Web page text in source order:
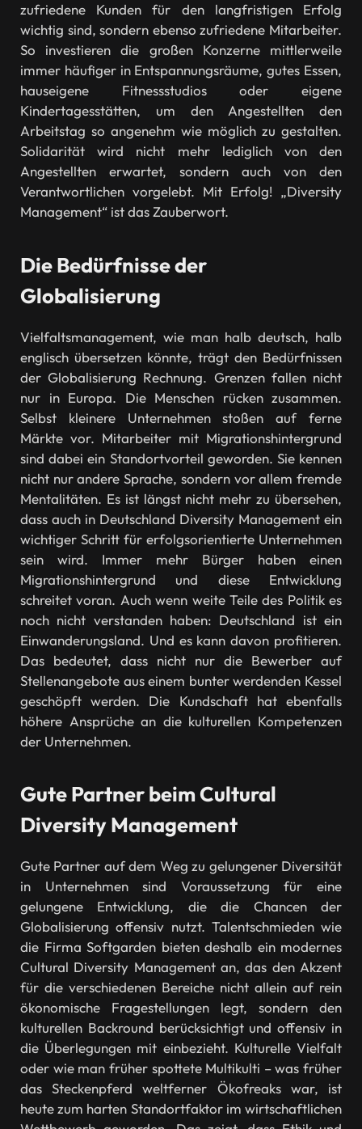
zufriedene Kunden für den langfristigen Erfolg
wichtig sind, sondern ebenso zufriedene Mitarbeiter.
So investieren die großen Konzerne mittlerweile
immer häufiger in Entspannungsräume, gutes Essen,
hauseigene Fitnessstudios oder eigene
Kindertagesstätten, um den Angestellten den
Arbeitstag so angenehm wie möglich zu gestalten.
Solidarität wird nicht mehr lediglich von den
Angestellten erwartet, sondern auch von den
Verantwortlichen vorgelebt. Mit Erfolg! „Diversity
Management“ ist das Zauberwort.
Die Bedürfnisse der
Globalisierung
Vielfaltsmanagement, wie man halb deutsch, halb
englisch übersetzen könnte, trägt den Bedürfnissen
der Globalisierung Rechnung. Grenzen fallen nicht
nur in Europa. Die Menschen rücken zusammen.
Selbst kleinere Unternehmen stoßen auf ferne
Märkte vor. Mitarbeiter mit Migrationshintergrund
sind dabei ein Standortvorteil geworden. Sie kennen
nicht nur andere Sprache, sondern vor allem fremde
Mentalitäten. Es ist längst nicht mehr zu übersehen,
dass auch in Deutschland Diversity Management ein
wichtiger Schritt für erfolgsorientierte Unternehmen
sein wird. Immer mehr Bürger haben einen
Migrationshintergrund und diese Entwicklung
schreitet voran. Auch wenn weite Teile des Politik es
noch nicht verstanden haben: Deutschland ist ein
Einwanderungsland. Und es kann davon profitieren.
Das bedeutet, dass nicht nur die Bewerber auf
Stellenangebote aus einem bunter werdenden Kessel
geschöpft werden. Die Kundschaft hat ebenfalls
höhere Ansprüche an die kulturellen Kompetenzen
der Unternehmen.
Gute Partner beim Cultural
Diversity Management
Gute Partner auf dem Weg zu gelungener Diversität
in Unternehmen sind Voraussetzung für eine
gelungene Entwicklung, die die Chancen der
Globalisierung offensiv nutzt. Talentschmieden wie
die Firma Softgarden bieten deshalb ein modernes
Cultural Diversity Management an, das den Akzent
für die verschiedenen Bereiche nicht allein auf rein
ökonomische Fragestellungen legt, sondern den
kulturellen Backround berücksichtigt und offensiv in
die Überlegungen mit einbezieht. Kulturelle Vielfalt
oder wie man früher spottete Multikulti – was früher
das Steckenpferd weltferner Ökofreaks war, ist
heute zum harten Standortfaktor im wirtschaftlichen